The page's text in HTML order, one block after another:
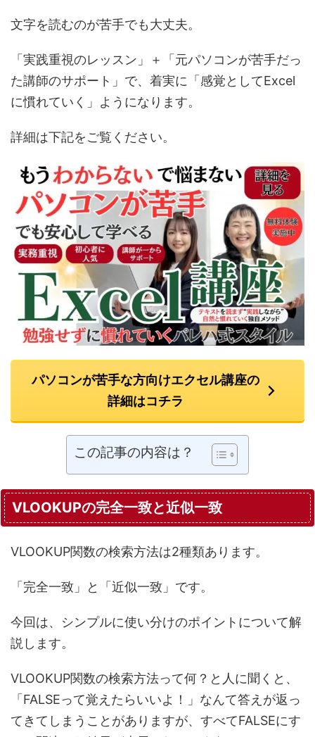
文字を読むのが苦手でも大丈夫。
「実践重視のレッスン」＋「元パソコンが苦手だっ
た講師のサポート」で、着実に「感覚としてExcel
に慣れていく」ようになります。
詳細は下記をご覧ください。
パソコンが苦手な方向けエクセル講座の
詳細はコチラ
この記事の内容は？
VLOOKUPの完全一致と近似一致
VLOOKUP関数の検索方法は2種類あります。
「完全一致」と「近似一致」です。
今回は、シンプルに使い分けのポイントについて解
説します。
VLOOKUP関数の検索方法って何？と人に聞くと、
「FALSEって覚えたらいいよ！」なんて答えが返っ
てきてしまうことがありますが、すべてFALSEにす